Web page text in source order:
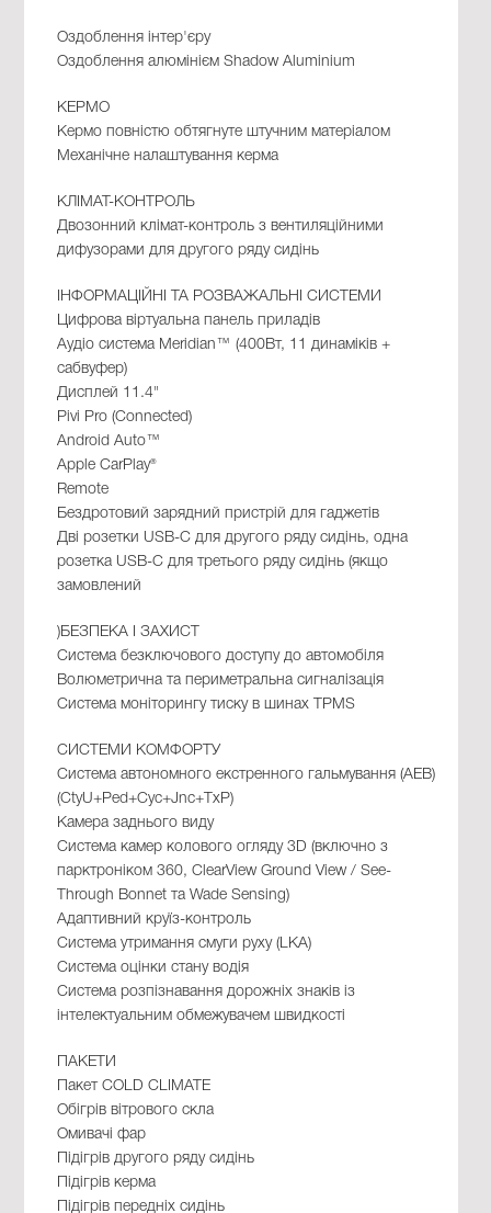
Оздоблення інтер'єру
Оздоблення алюмінієм Shadow Aluminium
КЕРМО
Кермо повністю обтягнуте штучним матеріалом
Механічне налаштування керма
КЛІМАТ-КОНТРОЛЬ
Двозонний клімат-контроль з вентиляційними
дифузорами для другого ряду сидінь
ІНФОРМАЦІЙНІ ТА РОЗВАЖАЛЬНІ СИСТЕМИ
Цифрова віртуальна панель приладів
Аудіо система Meridian™ (400Вт, 11 динаміків +
сабвуфер)
Дисплей 11.4"
Pivi Pro (Connected)
Android Auto™
Apple CarPlay®
Remote
Бездротовий зарядний пристрій для гаджетів
Дві розетки USB-C для другого ряду сидінь, одна
розетка USB-C для третього ряду сидінь (якщо
замовлений
)БЕЗПЕКА І ЗАХИСТ
Система безключового доступу до автомобіля
Волюметрична та периметральна сигналізація
Система моніторингу тиску в шинах TPMS
СИСТЕМИ КОМФОРТУ
Система автономного екстренного гальмування (AEB)
(CtyU+Ped+Cyc+Jnc+TxP)
Камера заднього виду
Система камер колового огляду 3D (включно з
парктроніком 360, ClearView Ground View / See-
Through Bonnet та Wade Sensing)
Адаптивний круїз-контроль
Система утримання смуги руху (LKA)
Система оцінки стану водія
Система розпізнавання дорожніх знаків із
інтелектуальним обмежувачем швидкості
ПАКЕТИ
Пакет COLD CLIMATE
Обігрів вітрового скла
Омивачі фар
Підігрів другого ряду сидінь
Підігрів керма
Підігрів передніх сидінь